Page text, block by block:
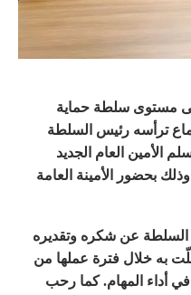
مستوى سلطة حماية
ترأسه رئيس السلطة
الأمين العام الجديد
بحضور الأمينة العامة
السلطة عن شكره وتقديره
به خلال فترة عملها من
في أداء المهام. كما رحب